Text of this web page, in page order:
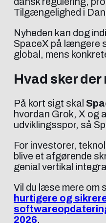
Tilgængelighed i
Nyheden kan dog
SpaceX på længere
global, mens
Hvad sker
På kort sigt skal
hvordan Grok, X og
udviklingsspor, så
For investorer,
blive et afgørende
genial vertikal
Vil du læse mere om
hurtigere og
2026.